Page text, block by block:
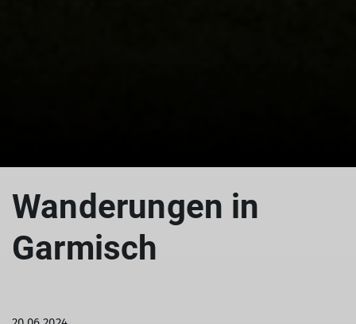
Wanderungen in
Garmisch